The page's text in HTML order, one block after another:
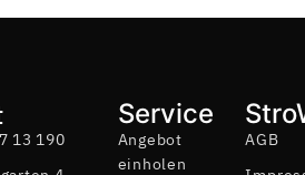
13 190
Service
Angebot
einholen
AGB